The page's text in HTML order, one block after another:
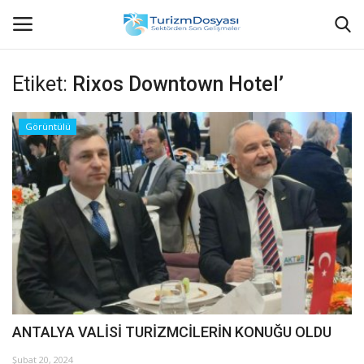
Anasayfa
Bize Ulaşın
Künye
Halil ÖNCÜ kimdir?
KVKK Aydınlatma Metni
Haberler
Görüntülü
Etiket: Rixos Downtown Hotel’
Görüntülü
ANTALYA VALİSİ TURİZMCİLERİN KONUĞU OLDU
Şubat 20, 2024